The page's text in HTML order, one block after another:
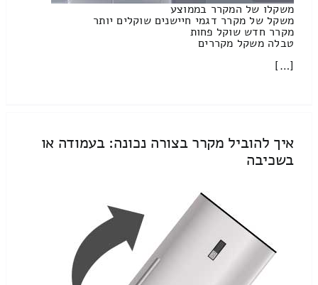
משקלו של המקרר בממוצע
משקל של מקרר דגמי חיישנים שוקלים יותר
מקרר חדש שוקל פחות
טבלה משקל מקררים
[…]
איך להוביל מקרר בצורה נכונה: בעמודה או
בשכיבה